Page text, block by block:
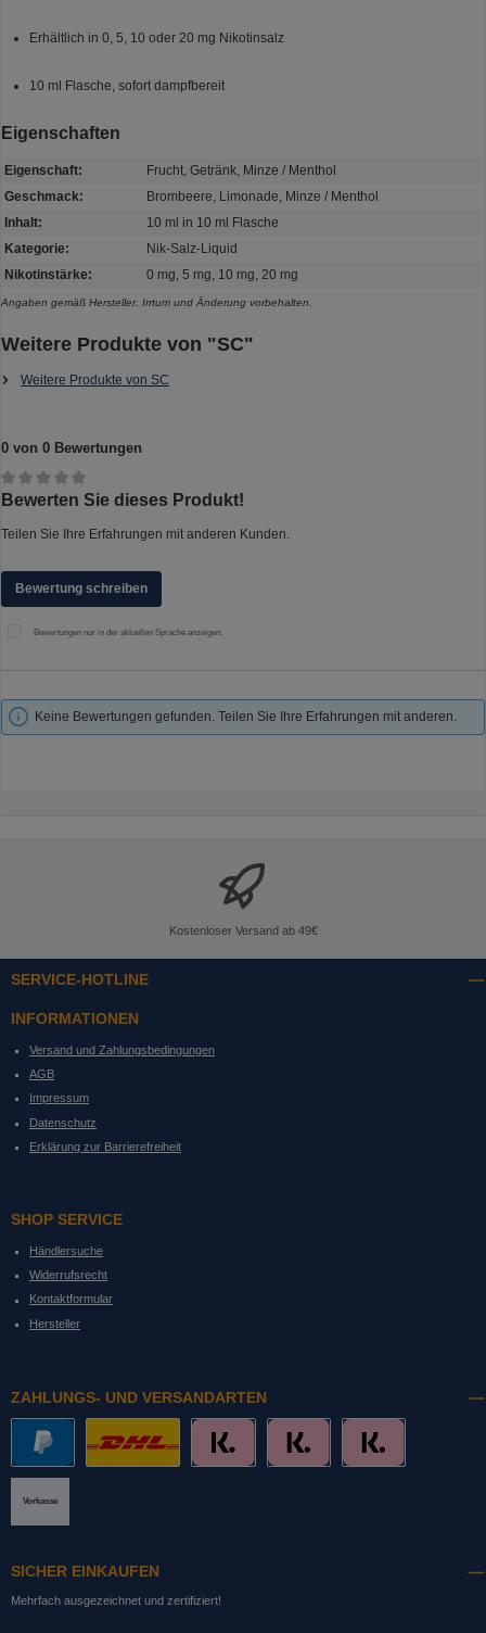
Erhältlich in 0, 5, 10 oder 20 mg Nikotinsalz
10 ml Flasche, sofort dampfbereit
Eigenschaften
Eigenschaft:
Frucht, Getränk, Minze / Menthol
Geschmack:
Brombeere, Limonade, Minze / Menthol
Inhalt:
10 ml in 10 ml Flasche
Kategorie:
Nik-Salz-Liquid
Nikotinstärke:
0 mg, 5 mg, 10 mg, 20 mg
Angaben gemäß Hersteller. Irrtum und Änderung vorbehalten.
Weitere Produkte von "SC"
Weitere Produkte von SC
0 von 0 Bewertungen
Durchschnittliche Bewertung von 0 von 5 Sternen
Bewerten Sie dieses Produkt!
Teilen Sie Ihre Erfahrungen mit anderen Kunden.
Bewertung schreiben
Bewertungen nur in der aktuellen Sprache anzeigen.
Keine Bewertungen gefunden. Teilen Sie Ihre Erfahrungen mit anderen.
Kostenloser Versand ab 49€
SERVICE-HOTLINE
INFORMATIONEN
Versand und Zahlungsbedingungen
AGB
Impressum
Datenschutz
Erklärung zur Barrierefreiheit
SHOP SERVICE
Händlersuche
Widerrufsrecht
Kontaktformular
Hersteller
ZAHLUNGS- UND VERSANDARTEN
Vorkasse
SICHER EINKAUFEN
Mehrfach ausgezeichnet und zertifiziert!